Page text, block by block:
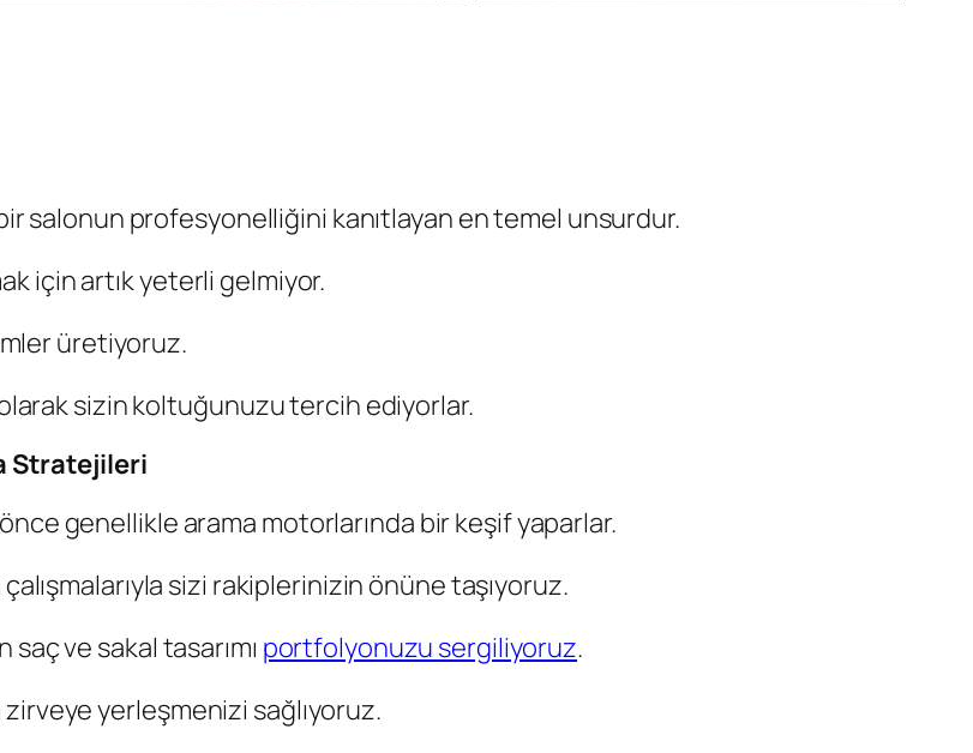
salonun profesyonelliğini kanıtlayan en temel unsurdur.
için artık yeterli gelmiyor.
üretiyoruz.
sizin koltuğunuzu tercih ediyorlar.
Stratejileri
genellikle arama motorlarında bir keşif yaparlar.
çalışmalarıyla sizi rakiplerinizin önüne taşıyoruz.
saç ve sakal tasarımı portfolyonuzu sergiliyoruz.
yerleşmenizi sağlıyoruz.